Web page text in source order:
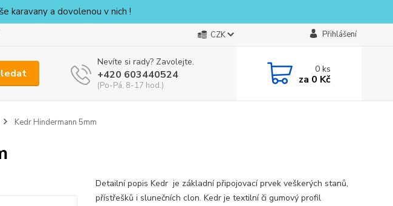
karavany a dovolenou v nich !
CZK Přihlášení
Nevíte si rady? Zavolejte.
+420 603440524
(Po-Pá, 8-17 hod.)
0ks
za 0 Kč
Kedr Hindermann 5mm
Detailní popis Kedr je základní připojovací prvek veškerých stanů,
přístřešků i slunečních clon. Kedr je textilní či gumový profil